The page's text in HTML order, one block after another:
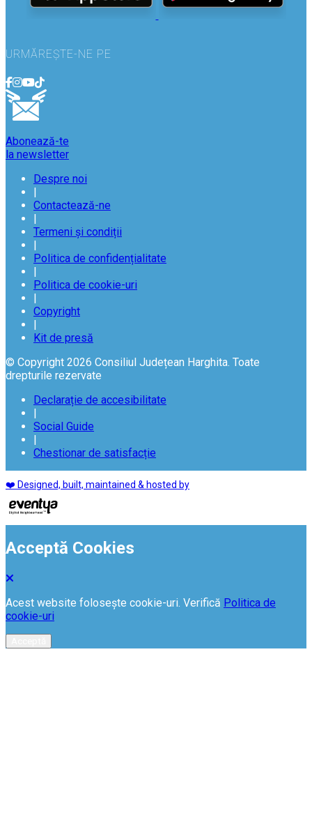
URMĂREȘTE-NE PE
Abonează-te
la newsletter
Despre noi
|
Contactează-ne
|
Termeni și condiții
|
Politica de confidențialitate
|
Politica de cookie-uri
|
Copyright
|
Kit de presă
© Copyright 2026 Consiliul Județean Harghita. Toate
drepturile rezervate
Declarație de accesibilitate
|
Social Guide
|
Chestionar de satisfacție
❤️ Designed, built, maintained & hosted by
Acceptă Cookies
Acest website folosește cookie-uri. Verifică Politica de
cookie-uri